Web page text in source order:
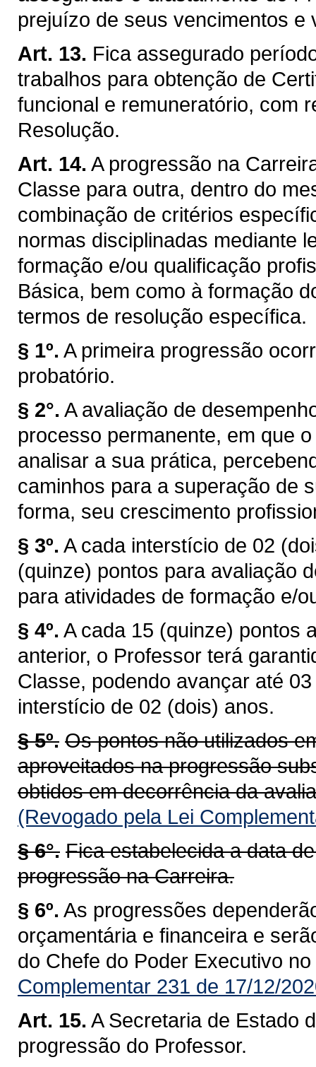
prejuízo de seus vencimentos
Art. 13. Fica assegurado
trabalhos para obtenção de
funcional e remuneratório, com
Resolução.
Art. 14. A progressão na
Classe para outra, dentro do
combinação de critérios
normas disciplinadas mediante
formação e/ou qualificação
Básica, bem como à formação
termos de resolução específica.
§ 1º. A primeira progressão
probatório.
§ 2°. A avaliação de
processo permanente, em que
analisar a sua prática,
caminhos para a superação de
forma, seu crescimento
§ 3º. A cada interstício de 02
(quinze) pontos para avaliação
para atividades de formação e/
§ 4º. A cada 15 (quinze) pontos
anterior, o Professor terá
Classe, podendo avançar até
interstício de 02 (dois) anos.
§ 5º. Os pontos não utilizados
aproveitados na progressão
obtidos em decorrência da
(Revogado pela Lei
§ 6°. Fica estabelecida a data
progressão na Carreira.
§ 6º. As progressões
orçamentária e financeira e
do Chefe do Poder Executivo
Complementar 231 de 17/12/
Art. 15. A Secretaria de Estado
progressão do Professor.